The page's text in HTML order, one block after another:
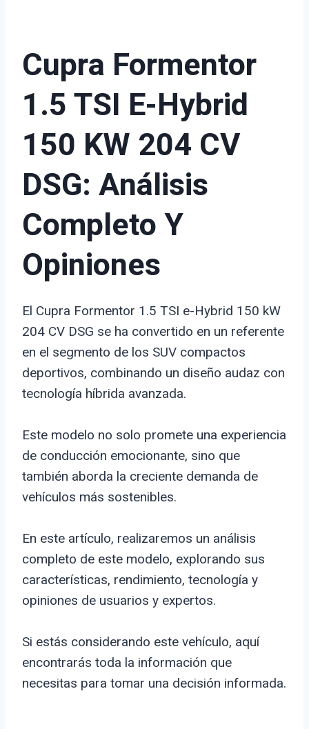
Cupra Formentor
1.5 TSI E-Hybrid
150 KW 204 CV
DSG: Análisis
Completo Y
Opiniones
El Cupra Formentor 1.5 TSI e-Hybrid 150 kW
204 CV DSG se ha convertido en un referente
en el segmento de los SUV compactos
deportivos, combinando un diseño audaz con
tecnología híbrida avanzada.
Este modelo no solo promete una experiencia
de conducción emocionante, sino que
también aborda la creciente demanda de
vehículos más sostenibles.
En este artículo, realizaremos un análisis
completo de este modelo, explorando sus
características, rendimiento, tecnología y
opiniones de usuarios y expertos.
Si estás considerando este vehículo, aquí
encontrarás toda la información que
necesitas para tomar una decisión informada.